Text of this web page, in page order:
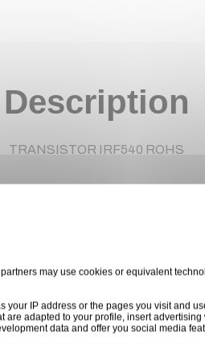
Description
TRANSISTOR IRF540 ROHS
produits sélectionnés pour vous
may use cookies or equivalent
your IP address or the pages you visit and
are adapted to your profile, insert
data and offer you social media